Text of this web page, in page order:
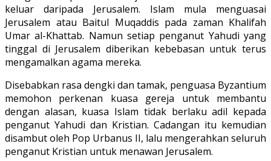
keluar daripada Jerusalem. Islam mula menguasai
Jerusalem atau Baitul Muqaddis pada zaman Khalifah
Umar al-Khattab. Namun setiap penganut Yahudi yang
tinggal di Jerusalem diberikan kebebasan untuk terus
mengamalkan agama mereka.
Disebabkan rasa dengki dan tamak, penguasa Byzantium
memohon perkenan kuasa gereja untuk membantu
dengan alasan, kuasa Islam tidak berlaku adil kepada
penganut Yahudi dan Kristian. Cadangan itu kemudian
disambut oleh Pop Urbanus II, lalu mengerahkan seluruh
penganut Kristian untuk menawan Jerusalem.